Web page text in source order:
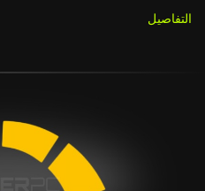
التفاصيل